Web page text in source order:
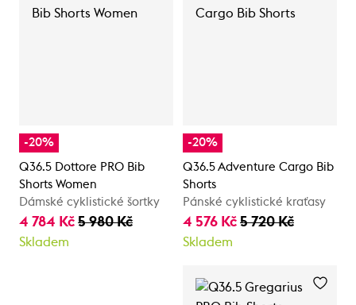
-20%
Q36.5 Dottore PRO Bib
Shorts Women
Dámské cyklistické šortky
4 784 Kč 5 980 Kč
Skladem
-20%
Q36.5 Adventure Cargo Bib
Shorts
Pánské cyklistické kraťasy
4 576 Kč 5 720 Kč
Skladem